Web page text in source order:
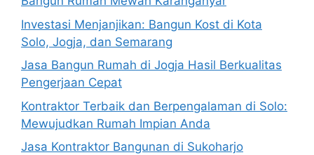
Investasi Menjanjikan: Bangun Kost di Kota
Solo, Jogja, dan Semarang
Jasa Bangun Rumah di Jogja Hasil Berkualitas
Pengerjaan Cepat
Kontraktor Terbaik dan Berpengalaman di Solo:
Mewujudkan Rumah Impian Anda
Jasa Kontraktor Bangunan di Sukoharjo